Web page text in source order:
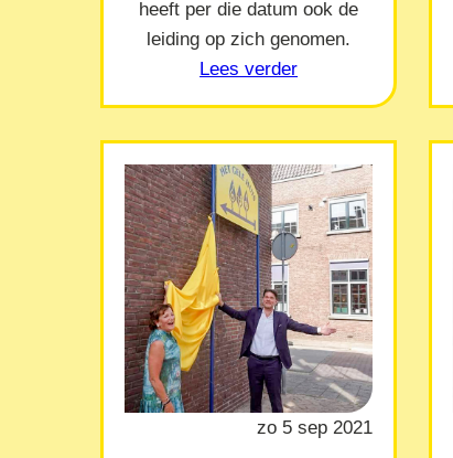
heeft per die datum ook de
leiding op zich genomen.
Lees verder
zo 5 sep 2021